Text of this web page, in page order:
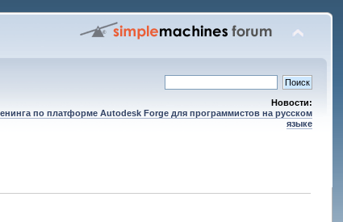
Новости:
по платформе Autodesk Forge для программистов на русском
языке